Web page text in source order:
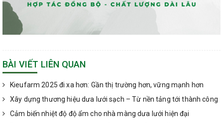
BÀI VIẾT LIÊN QUAN
Kieufarm 2025 đi xa hơn: Gần thị trường hơn, vững mạnh hơn
Xây dựng thương hiệu dưa lưới sạch – Từ nền tảng tới thành công
Cảm biến nhiệt độ độ ẩm cho nhà màng dưa lưới hiện đại